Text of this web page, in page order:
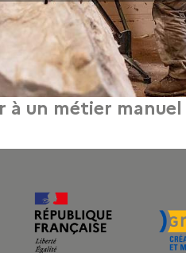
à un métier